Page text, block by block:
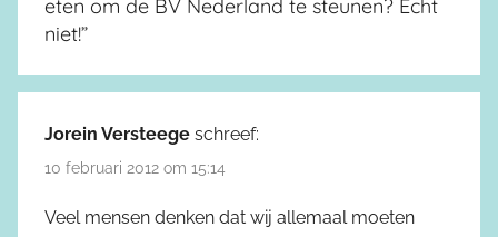
eten om de BV Nederland te steunen? Echt
niet!”
Jorein Versteege schreef:
10 februari 2012 om 15:14
Veel mensen denken dat wij allemaal moeten